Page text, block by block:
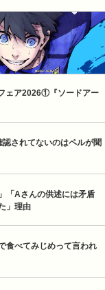
ェア2026①『ソードアー
されてないのはペルが聞
「Aさんの供述には矛盾
」理由
食べてみじめって言われ